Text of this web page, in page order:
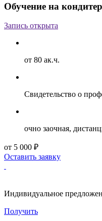
Обучение на
Запись открыта
от 80 ак.ч.
Свидетельство о
очно заочная,
от 5 000 ₽
Оставить заявку
Индивидуальное
Получить